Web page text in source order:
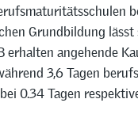
Grundbildung lässt
erhalten angehende
3,6 Tagen
0.34 Tagen